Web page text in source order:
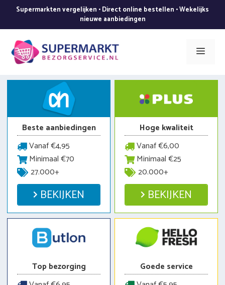
de
inhoud
Supermarkten vergelijken • Direct online bestellen • Wekelijks
nieuwe aanbiedingen
Menu
Beste aanbiedingen
Vanaf €4,95
Minimaal €70
27.000+
BEKIJKEN
Hoge kwaliteit
Vanaf €6,00
Minimaal €25
20.000+
BEKIJKEN
Top bezorging
Goede service